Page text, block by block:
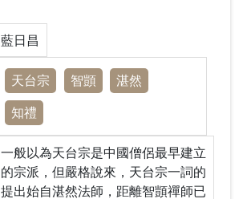
藍日昌
天台宗 智顗 湛然
知禮
一般以為天台宗是中國僧侶最早建立
的宗派，但嚴格說來，天台宗一詞的
提出始自湛然法師，距離智顗禪師已